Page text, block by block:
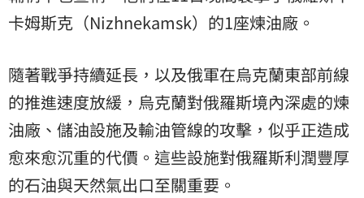
卡姆斯克（Nizhnekamsk）的1座煉油廠。
隨著戰爭持續延長，以及俄軍在烏克蘭東部前線
的推進速度放緩，烏克蘭對俄羅斯境內深處的煉
油廠、儲油設施及輸油管線的攻擊，似乎正造成
愈來愈沉重的代價。這些設施對俄羅斯利潤豐厚
的石油與天然氣出口至關重要。